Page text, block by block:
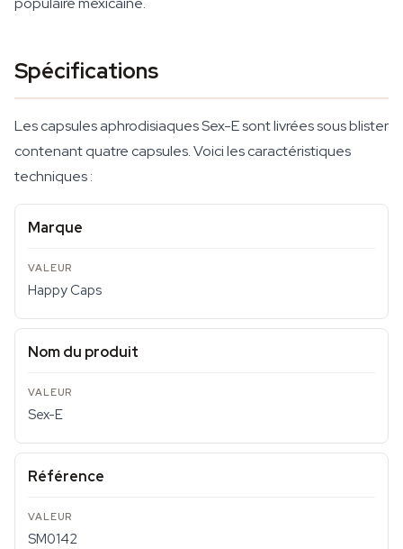
Spécifications
Les capsules aphrodisiaques Sex-E sont livrées sous blister
contenant quatre capsules. Voici les caractéristiques
techniques :
Marque
Happy Caps
Nom du produit
Sex-E
Référence
SM0142